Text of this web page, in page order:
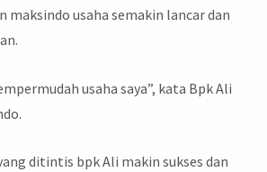
maksindo usaha semakin lancar dan
usaha saya”, kata Bpk Ali
ditintis bpk Ali makin sukses dan